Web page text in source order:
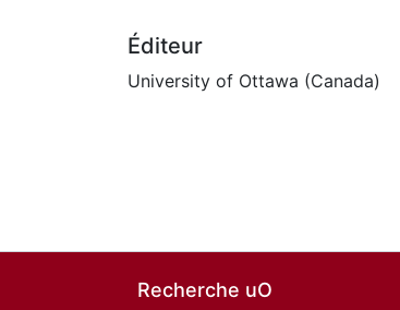
Éditeur
University of Ottawa (Canada)
Recherche uO